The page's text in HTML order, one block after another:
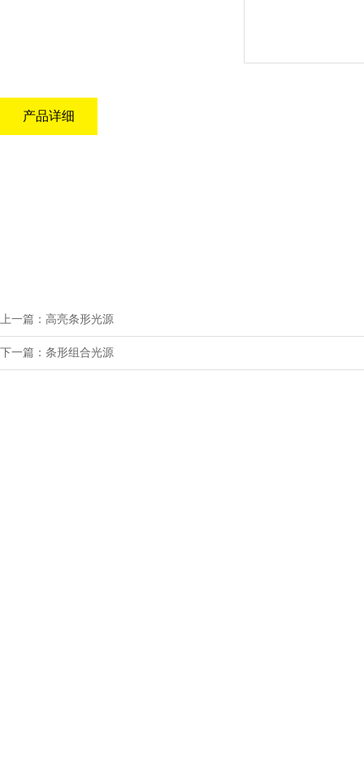
产品详细
上一篇：高亮条形光源
下一篇：条形组合光源